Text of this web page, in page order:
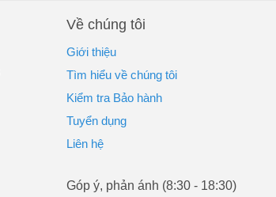
Về chúng tôi
Giới thiệu
Tìm hiểu về chúng tôi
Kiểm tra Bảo hành
Tuyển dụng
Liên hệ
Góp ý, phản ánh (8:30 - 18:30)